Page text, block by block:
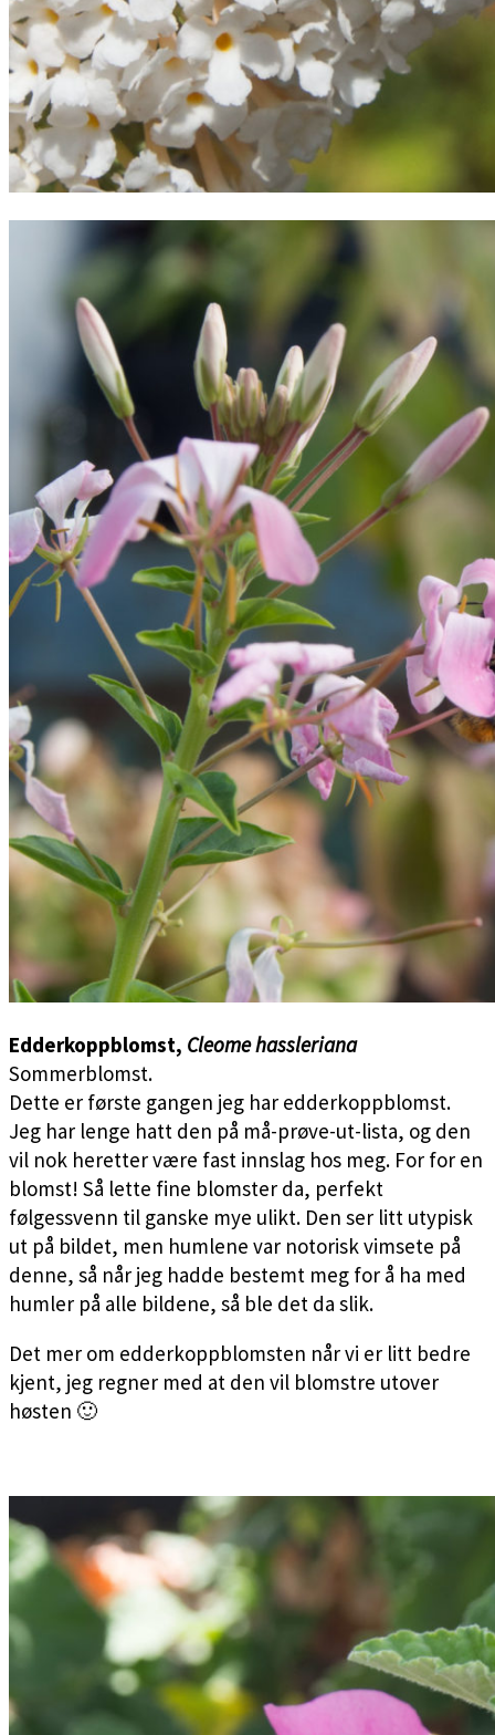
Edderkoppblomst, Cleome hassleriana
Sommerblomst.
Dette er første gangen jeg har edderkoppblomst.
Jeg har lenge hatt den på må-prøve-ut-lista, og den
vil nok heretter være fast innslag hos meg. For for en
blomst! Så lette fine blomster da, perfekt
følgessvenn til ganske mye ulikt. Den ser litt utypisk
ut på bildet, men humlene var notorisk vimsete på
denne, så når jeg hadde bestemt meg for å ha med
humler på alle bildene, så ble det da slik.
Det mer om edderkoppblomsten når vi er litt bedre
kjent, jeg regner med at den vil blomstre utover
høsten 🙂